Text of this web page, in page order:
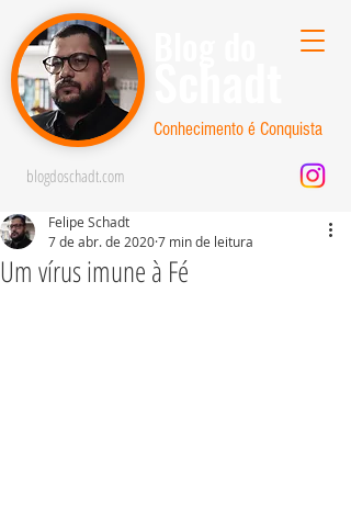
blogdoschadt.com
Conhecimento é Conquista
Um vírus imune à Fé
Felipe Schadt
7 de abr. de 20207 min de leitura